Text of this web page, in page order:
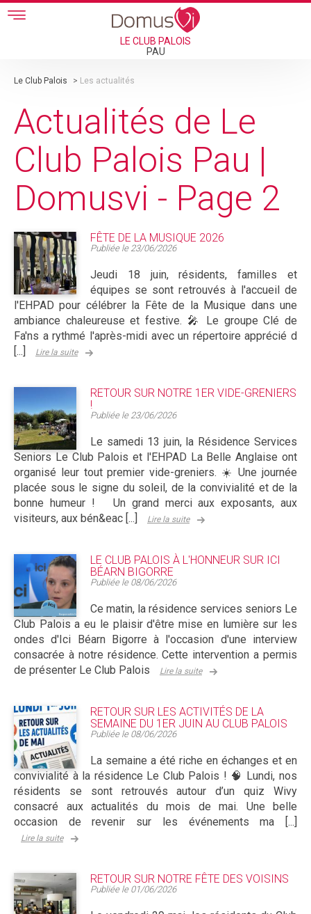
Skip to main content
LE CLUB PALOIS
PAU
Le Club Palois > Les actualités
Actualités de Le
Club Palois Pau |
Domusvi - Page 2
FÊTE DE LA MUSIQUE 2026
Publiée le 23/06/2026
Jeudi 18 juin, résidents, familles et
équipes se sont retrouvés à l'accueil de
l'EHPAD pour célébrer la Fête de la Musique dans une
ambiance chaleureuse et festive. 🎤 Le groupe Clé de
Fa'ns a rythmé l'après-midi avec un répertoire apprécié d
[...]
Lire la suite
RETOUR SUR NOTRE 1ER VIDE-GRENIERS
!
Publiée le 23/06/2026
Le samedi 13 juin, la Résidence Services
Seniors Le Club Palois et l'EHPAD La Belle Anglaise ont
organisé leur tout premier vide-greniers. ☀️ Une journée
placée sous le signe du soleil, de la convivialité et de la
bonne humeur ! Un grand merci aux exposants, aux
visiteurs, aux bén&eac [...]
Lire la suite
LE CLUB PALOIS À L'HONNEUR SUR ICI
BÉARN BIGORRE
Publiée le 08/06/2026
Ce matin, la résidence services seniors Le
Club Palois a eu le plaisir d'être mise en lumière sur les
ondes d'Ici Béarn Bigorre à l'occasion d'une interview
consacrée à notre résidence. Cette intervention a permis
de présenter Le Club Palois
Lire la suite
RETOUR SUR LES ACTIVITÉS DE LA
SEMAINE DU 1ER JUIN AU CLUB PALOIS
Publiée le 08/06/2026
La semaine a été riche en échanges et en
convivialité à la résidence Le Club Palois ! 🧠 Lundi, nos
résidents se sont retrouvés autour d’un quiz Wivy
consacré aux actualités du mois de mai. Une belle
occasion de revenir sur les événements ma [...]
Lire la suite
RETOUR SUR NOTRE FÊTE DES VOISINS
Publiée le 01/06/2026